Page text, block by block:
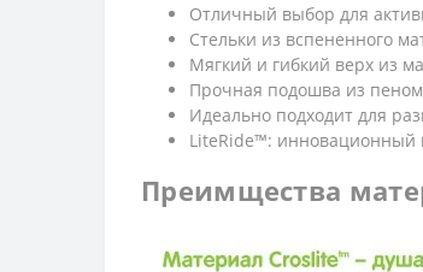
Отличный выбор для
Стельки из вспененного
Мягкий и гибкий верх из
Прочная подошва из
Идеально подходит для
LiteRide™: инновационный
Преимщества